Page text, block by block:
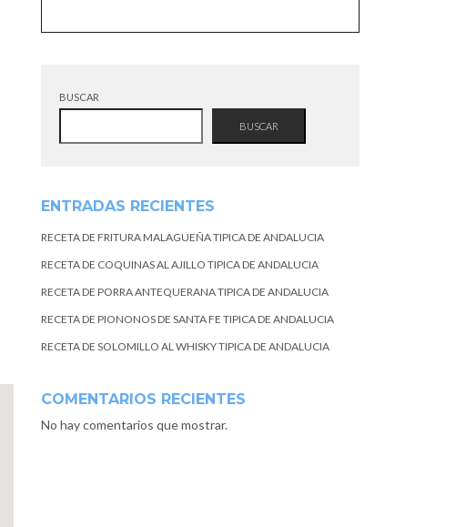
BUSCAR
BUSCAR
ENTRADAS RECIENTES
RECETA DE FRITURA MALAGUEÑA TIPICA DE ANDALUCIA
RECETA DE COQUINAS AL AJILLO TIPICA DE ANDALUCIA
RECETA DE PORRA ANTEQUERANA TIPICA DE ANDALUCIA
RECETA DE PIONONOS DE SANTA FE TIPICA DE ANDALUCIA
RECETA DE SOLOMILLO AL WHISKY TIPICA DE ANDALUCIA
COMENTARIOS RECIENTES
No hay comentarios que mostrar.